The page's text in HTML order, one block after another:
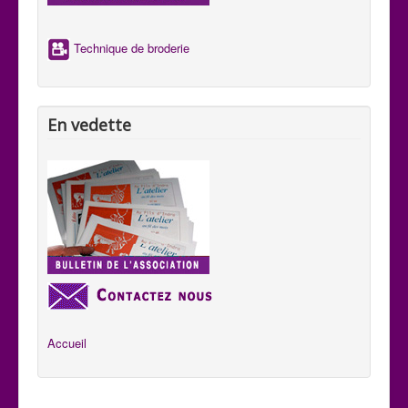
aux habitants de se comprendre aux quatre coins du pays.
Technique de broderie
En vedette
Accueil